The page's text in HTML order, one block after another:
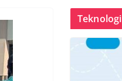
Teknologi